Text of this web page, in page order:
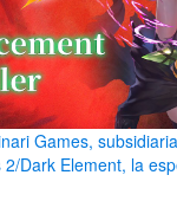
Games,
Dark Element, la